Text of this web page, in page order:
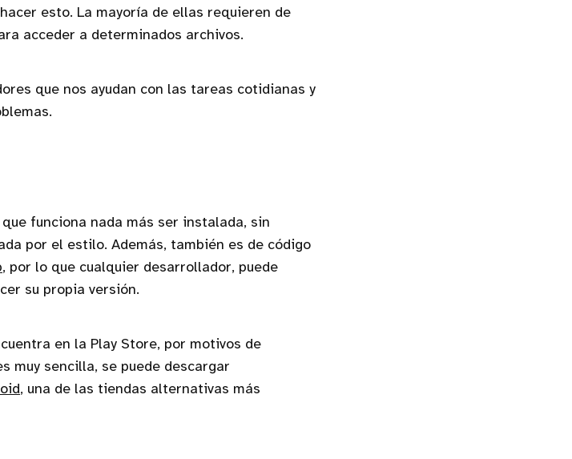
esto. La mayoría de ellas requieren de
acceder a determinados archivos.
que nos ayudan con las tareas cotidianas y
funciona nada más ser instalada, sin
por el estilo. Además, también es de código
, por lo que cualquier desarrollador, puede
su propia versión.
en la Play Store, por motivos de
muy sencilla, se puede descargar
, una de las tiendas alternativas más